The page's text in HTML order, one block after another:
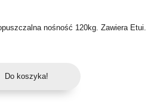
nośność 120kg. Zawiera Etui.
Do koszyka!